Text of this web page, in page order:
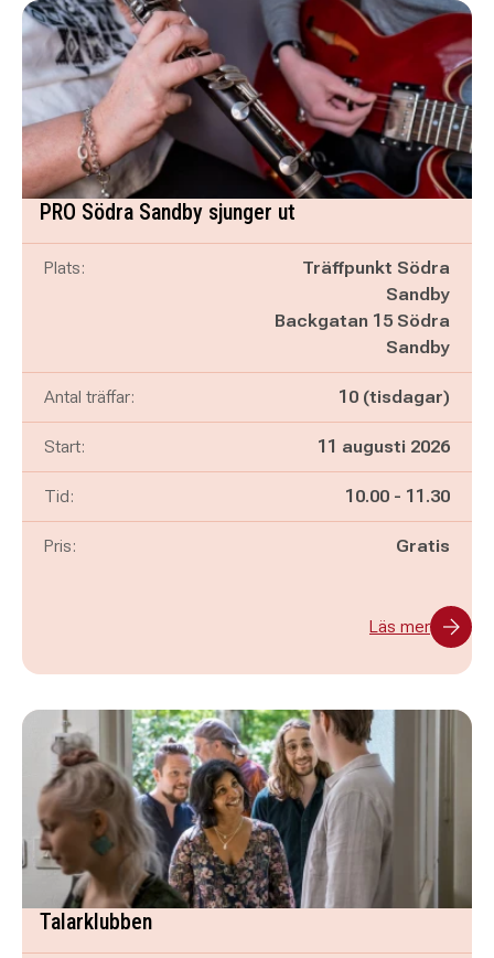
PRO Södra Sandby sjunger ut
Plats:
Träffpunkt Södra
Sandby
Backgatan 15 Södra
Sandby
Antal träffar: 10 (tisdagar)
Start: 11 augusti 2026
Tid: Pågår mellan
10.00 - och
11.30
Pris: Gratis
Läs mer
Talarklubben